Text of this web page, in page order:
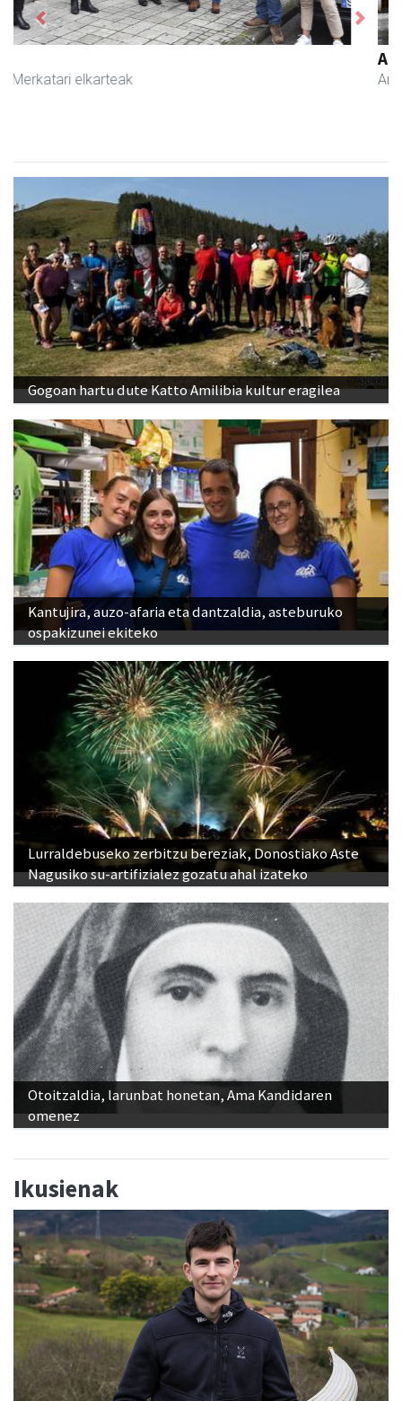
Andoain - Gozotegiak
Previous Next
Gogoan hartu dute Katto Amilibia kultur eragilea
Kantujira, auzo-afaria eta dantzaldia, asteburuko
ospakizunei ekiteko
Lurraldebuseko zerbitzu bereziak, Donostiako Aste
Nagusiko su-artifizialez gozatu ahal izateko
Otoitzaldia, larunbat honetan, Ama Kandidaren
omenez
Ikusienak